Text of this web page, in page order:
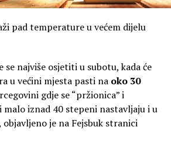
još izraženija. Prognoze pokazuju da
pojavi. Pozitivni IOD mogao bi
i završiti se tek početkom zime.
okeanu razvija snažan Super El
pokazuju da su temperature
i istočnog Pacifika između
od uobičajenih vrijednosti.
Toplotni udar može biti
pad temperature u većem dijelu
se najviše osjetiti u subotu, kada će
u većini mjesta pasti na oko 30
gdje se “pržionica” i
iznad 40 stepeni nastavljaju i u
je na Fejsbuk stranici